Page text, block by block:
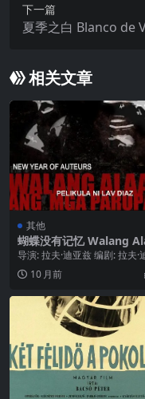
下一篇
夏季之白 Blanco de
相关文章
其他
蝴蝶没有记忆 Walang
ang mga Paru-Paro
导演: 拉夫·迪亚兹 编剧: 拉夫·
兹 主演: Willy Fernande...
10 月前